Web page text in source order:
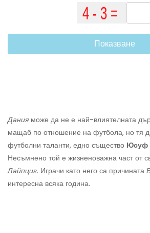
Показване
Дания може да не е най-влиятелната
мащаб по отношение на футбола, но тя
футболни таланти, едно същество Юсуф
Несъмнено той е жизненоважна част от
Лайпциг. Играчи като него са причината
интересна всяка година.